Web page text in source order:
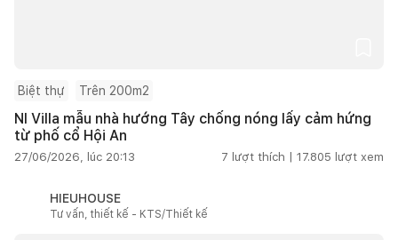
Biệt thự Trên 200m2
NI Villa mẫu nhà hướng Tây chống nóng lấy cảm hứng
từ phố cổ Hội An
27/06/2026, lúc 20:13 7 lượt thích | 17.805 lượt xem
HIEUHOUSE
Tư vấn, thiết kế - KTS/Thiết kế